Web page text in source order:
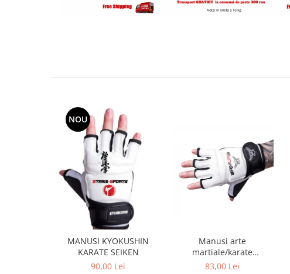
NOU
MANUSI KYOKUSHIN
KARATE SEIKEN
90,00 Lei
Manusi arte
martiale/karate
Kyokushin ARMURA
83,00 Lei